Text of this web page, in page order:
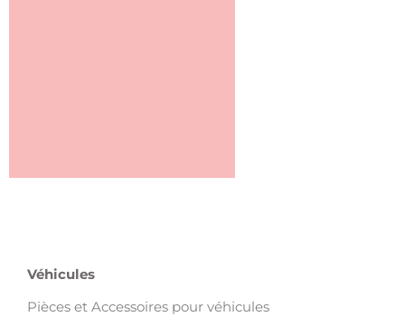
Véhicules
Pièces et Accessoires pour véhicules